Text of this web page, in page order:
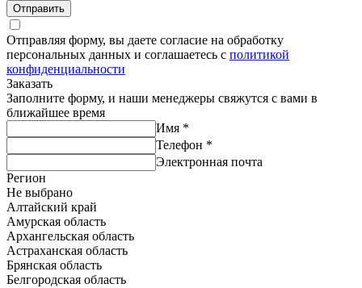
Отправить
Отправляя форму, вы даете согласие на обработку
персональных данных и соглашаетесь с политикой
конфиденциальности
Заказать
Заполните форму, и наши менеджеры свяжутся с вами в
ближайшее время
Имя *
Телефон *
Электронная почта
Регион
Не выбрано
Алтайский край
Амурская область
Архангельская область
Астраханская область
Брянская область
Белгородская область